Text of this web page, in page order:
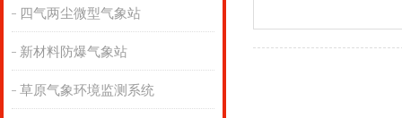
四气两尘微型气象站
新材料防爆气象站
草原气象环境监测系统